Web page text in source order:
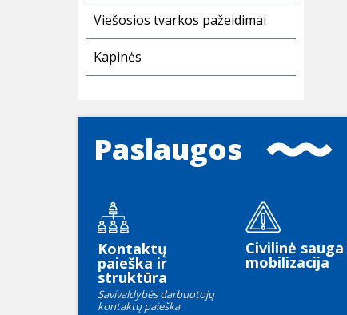
Viešosios tvarkos pažeidimai
Kapinės
Paslaugos
Kontaktų
paieška ir
struktūra
Savivaldybės darbuotojų
kontaktų paieška
Civilinė
mobilizacija